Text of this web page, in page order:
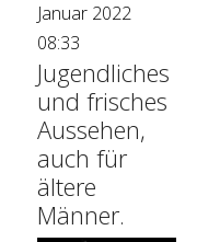
Januar 2022
08:33
Jugendliches
und frisches
Aussehen,
auch für
ältere
Männer.